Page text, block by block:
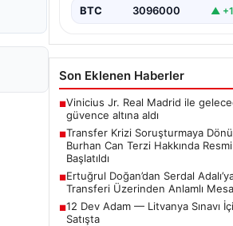
iddialar nedeniyle…
BTC 3096000 ▲
Son Eklenen Haberler
■Vinicius Jr. Real Madrid ile
güvence altına aldı
■Transfer Krizi Soruşturmaya
Burhan Can Terzi Hakkında
Başlatıldı
■Ertuğrul Doğan’dan Serdal
Transferi Üzerinden Anlamlı
■12 Dev Adam — Litvanya Sınavı
Satışta